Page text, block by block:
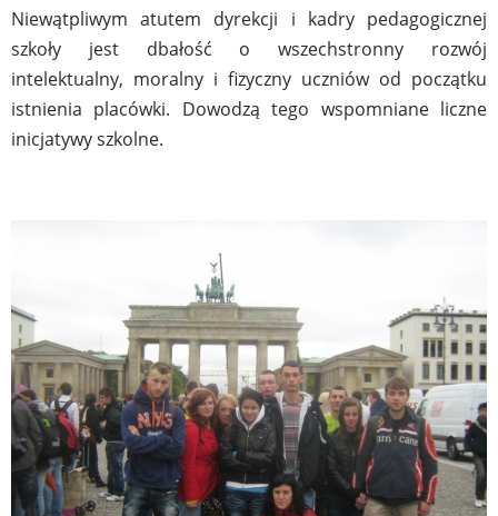
Niewątpliwym atutem dyrekcji i kadry pedagogicznej
szkoły jest dbałość o wszechstronny rozwój
intelektualny, moralny i fizyczny uczniów od początku
istnienia placówki. Dowodzą tego wspomniane liczne
inicjatywy szkolne.